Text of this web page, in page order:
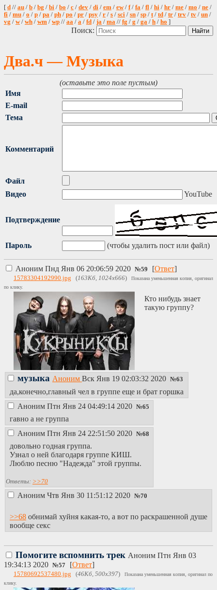
[ d // au / b / bg / bi / bo / c / dev / di / em / ew/ f/ fa / fl / hi / hr / me / mo / ne /
fi / mu / o / p / pa / ph / po / pr / psy / r / s / sci / sn / sp / t/ td / tr / trv / tv / un /
vg / w/ wh / wm / wp // aa / a / fd / ja / ma // fg / g / ga / h / ho ]
Поиск:
Два.ч — Музыка
(оставьте это поле пустым)
Имя
E-mail
Тема
Комментарий
Файл
Видео
YouTube
Подтверждение
Пароль (чтобы удалить пост или файл)
Аноним Пнд Янв 06 20:06:59 2020 №59 [Ответ]
15783304192990.jpg (163Кб, 1024x666)
Показана уменьшенная копия, оригинал
по клику.
Кто нибудь знает
такую группу?
музыка Аноним Вск Янв 19 02:03:32 2020 №63
да,конечно,главный чел в группе еще и брат горшка
Аноним Птн Янв 24 04:49:14 2020 №65
гавно а не группа
Аноним Птн Янв 24 22:51:50 2020 №68
довольно годная группа.
Узнал о ней благодаря группе КИШ.
Люблю песню "Надежда" этой группы.
Ответы: >>70
Аноним Чтв Янв 30 11:51:12 2020 №70
>>68 обнимай хуйня какая-то, а вот по раскрашенной душе
вообще секс
Помогите вспомнить трек Аноним Птн Янв 03
19:34:13 2020 №57 [Ответ]
15780692537480.jpg (46Кб, 500x397)
Показана уменьшенная копия, оригинал по
клику.